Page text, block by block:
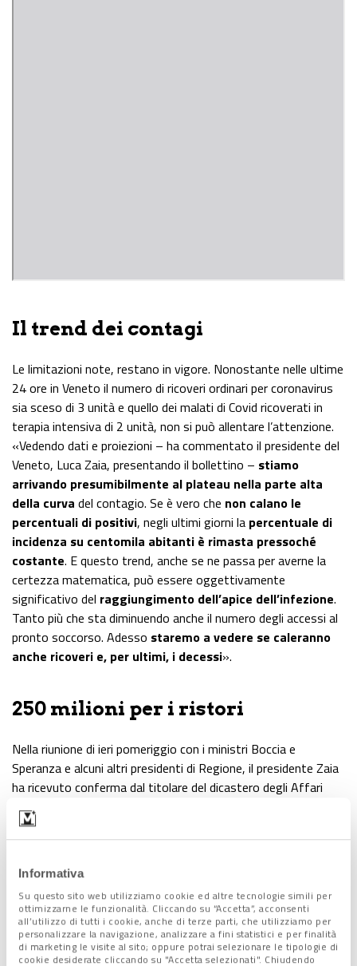
Informativa
Su questo sito web utilizziamo cookie ed altre tecnologie simili per
ottimizzarne le funzionalità. Cliccando su “Accetta”, acconsenti
all’utilizzo di tutti i cookie, anche di terze parti, che utilizziamo per
personalizzare la navigazione, analizzare a fini statistici e per finalità
di marketing le visite al sito; oppure potrai selezionare le tipologie di
cookie desiderate cliccando su "Accetta selezionati". Chiudendo
Il trend dei contagi
Le limitazioni note, restano in vigore. Nonostante nelle ultime
24 ore in Veneto il numero di ricoveri ordinari per coronavirus
sia sceso di 3 unità e quello dei malati di Covid ricoverati in
terapia intensiva di 2 unità, non si può allentare l’attenzione.
«Vedendo dati e proiezioni – ha commentato il presidente del
Veneto, Luca Zaia, presentando il bollettino – stiamo
arrivando presumibilmente al plateau nella parte alta
della curva del contagio. Se è vero che non calano le
percentuali di positivi, negli ultimi giorni la percentuale di
incidenza su centomila abitanti è rimasta pressoché
costante. E questo trend, anche se ne passa per averne la
certezza matematica, può essere oggettivamente
significativo del raggiungimento dell’apice dell’infezione.
Tanto più che sta diminuendo anche il numero degli accessi al
pronto soccorso. Adesso staremo a vedere se caleranno
anche ricoveri e, per ultimi, i decessi».
250 milioni per i ristori
Nella riunione di ieri pomeriggio con i ministri Boccia e
Speranza e alcuni altri presidenti di Regione, il presidente Zaia
ha ricevuto conferma dal titolare del dicastero degli Affari
regionali che esiste un
dedicato ai ristori
legate alle ulteriori restrizioni decise dalle Regioni con
ordinanza.
«È una partita – ha sottolineato il governatore – che riguarda
non solo noi, ma ad esempio anche Emilia Romagna e
Abruzzo. È un budget per me ancora molto risicato, ma, con i
colleghi, possiamo procedere fin da subito alla distribuzione».